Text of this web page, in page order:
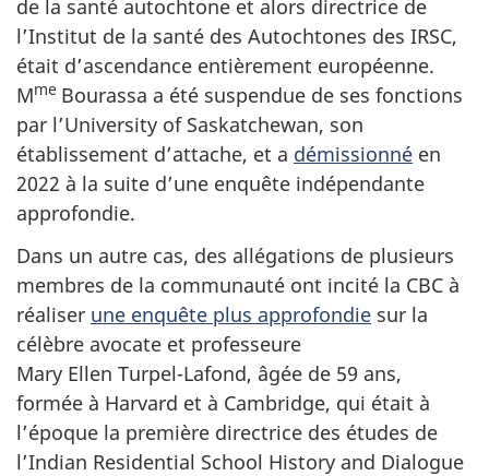
de la santé autochtone et alors directrice de
l’Institut de la santé des Autochtones des IRSC,
était d’ascendance entièrement européenne.
Mme Bourassa a été suspendue de ses fonctions
par l’University of Saskatchewan, son
établissement d’attache, et a démissionné en
2022 à la suite d’une enquête indépendante
approfondie.
Dans un autre cas, des allégations de plusieurs
membres de la communauté ont incité la CBC à
réaliser une enquête plus approfondie sur la
célèbre avocate et professeure
Mary Ellen Turpel-Lafond, âgée de 59 ans,
formée à Harvard et à Cambridge, qui était à
l’époque la première directrice des études de
l’Indian Residential School History and Dialogue